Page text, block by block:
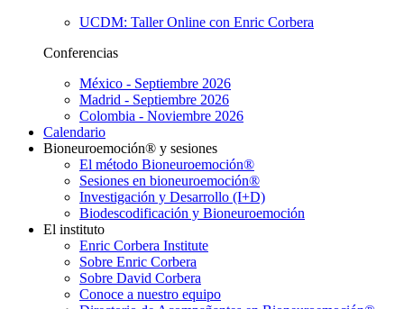
UCDM: Taller Online con Enric Corbera
Conferencias
México - Septiembre 2026
Madrid - Septiembre 2026
Colombia - Noviembre 2026
Calendario
Bioneuroemoción® y sesiones
El método Bioneuroemoción®
Sesiones en bioneuroemoción®
Investigación y Desarrollo (I+D)
Biodescodificación y Bioneuroemoción
El instituto
Enric Corbera Institute
Sobre Enric Corbera
Sobre David Corbera
Conoce a nuestro equipo